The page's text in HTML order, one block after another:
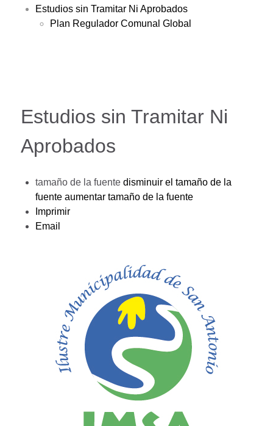
Estudios sin Tramitar Ni Aprobados
Plan Regulador Comunal Global
Estudios sin Tramitar Ni
Aprobados
tamaño de la fuente disminuir el tamaño de la
fuente aumentar tamaño de la fuente
Imprimir
Email